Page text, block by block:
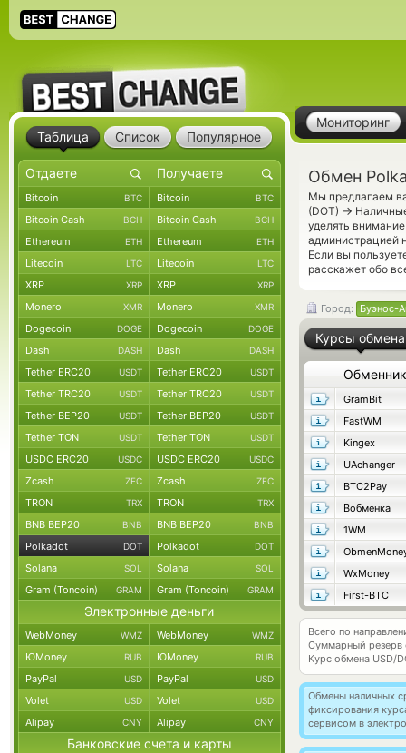
Мониторинг
Обмен
Мы предлагаем
(DOT) →
уделять
администрацией
Если вы
расскажет обо
Город: Буэнос-
Курсы обмена
Обменник
GramBit
FastWM
Kingex
UAchanger
BTC2Pay
Вобменка
1WM
WxMoney
First-BTC
Всего по
Суммарный резерв
Курс обмена USD/
Обмены наличных
фиксирования
сервисом в
Таблица Список Популярное
Bitcoin BTC Bitcoin BTC
Bitcoin Cash BCH Bitcoin Cash BCH
Ethereum ETH Ethereum ETH
Litecoin LTC Litecoin LTC
XRP XRP XRP XRP
Monero XMR Monero XMR
Dogecoin DOGE Dogecoin DOGE
Dash DASH Dash DASH
Tether ERC20 USDT Tether ERC20 USDT
Tether TRC20 USDT Tether TRC20 USDT
Tether BEP20 USDT Tether BEP20 USDT
Tether TON USDT Tether TON USDT
USDC ERC20 USDC USDC ERC20 USDC
Zcash ZEC Zcash ZEC
TRON TRX TRON TRX
BNB BEP20 BNB BNB BEP20 BNB
Polkadot DOT Polkadot DOT
Solana SOL Solana SOL
Gram (Toncoin) GRAM Gram (Toncoin) GRAM
Электронные деньги
WebMoney WMZ WebMoney WMZ
ЮMoney RUB ЮMoney RUB
PayPal USD PayPal USD
Volet USD Volet USD
Alipay CNY Alipay CNY
Банковские счета и карты